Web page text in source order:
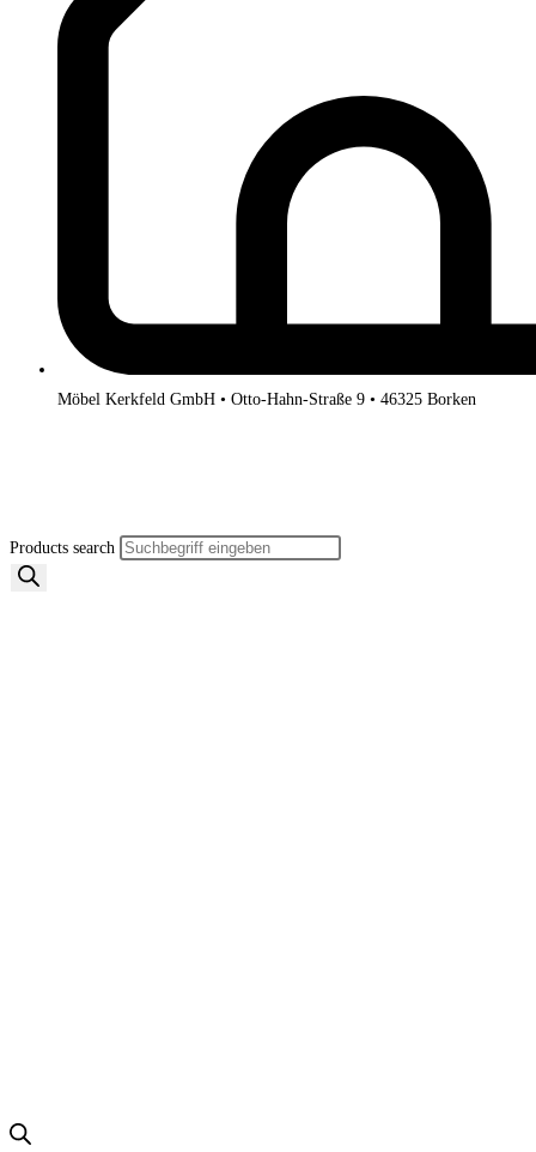
Möbel Kerkfeld GmbH • Otto-Hahn-Straße 9 • 46325 Borken
Products search